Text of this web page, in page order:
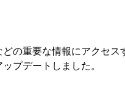
の重要な情報にアクセス
プデートしました。